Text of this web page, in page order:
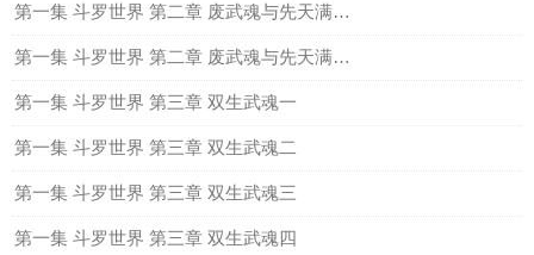
第一集 斗罗世界 第二章 废武魂与先天满魂力（三）
第一集 斗罗世界 第二章 废武魂与先天满魂力（四）
第一集 斗罗世界 第三章 双生武魂一
第一集 斗罗世界 第三章 双生武魂二
第一集 斗罗世界 第三章 双生武魂三
第一集 斗罗世界 第三章 双生武魂四